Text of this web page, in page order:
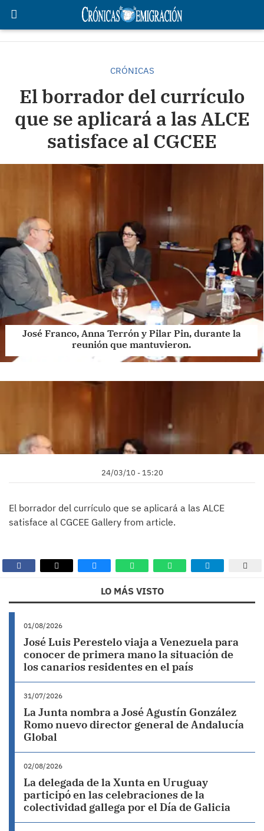
CRÓNICAS
El borrador del currículo
que se aplicará a las ALCE
satisface al CGCEE
José Franco, Anna Terrón y Pilar Pin, durante la
reunión que mantuvieron.
24/03/10 - 15:20
El borrador del currículo que se aplicará a las ALCE
satisface al CGCEE Gallery from article.
LO MÁS VISTO
01/08/2026
José Luis Perestelo viaja a Venezuela para
conocer de primera mano la situación de
los canarios residentes en el país
31/07/2026
La Junta nombra a José Agustín González
Romo nuevo director general de Andalucía
Global
02/08/2026
La delegada de la Xunta en Uruguay
participó en las celebraciones de la
colectividad gallega por el Día de Galicia